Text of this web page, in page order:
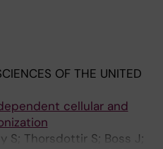
OF THE UNITED
cellular and
S; Thorsdottir S; Boss J;